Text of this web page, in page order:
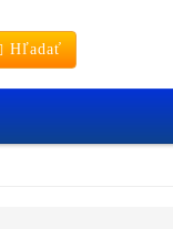
Hľadať